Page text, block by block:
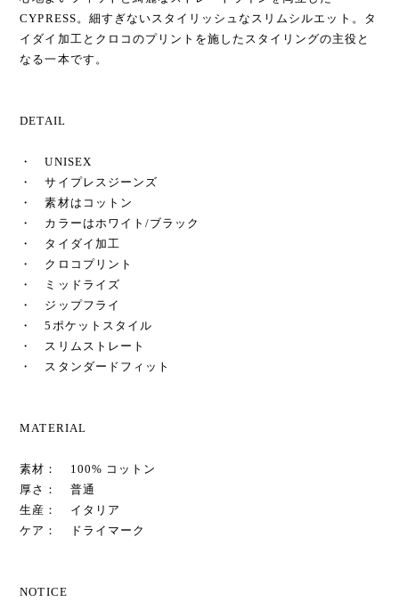
CYPRESS。細すぎないスタイリッシュなスリムシルエット。タ
イダイ加工とクロコのプリントを施したスタイリングの主役と
なる一本です。
DETAIL
・ UNISEX
・ サイプレスジーンズ
・ 素材はコットン
・ カラーはホワイト/ブラック
・ タイダイ加工
・ クロコプリント
・ ミッドライズ
・ ジップフライ
・ 5ポケットスタイル
・ スリムストレート
・ スタンダードフィット
MATERIAL
素材： 100% コットン
厚さ： 普通
生産： イタリア
ケア： ドライマーク
NOTICE